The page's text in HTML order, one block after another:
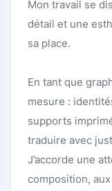
Mon travail se
détail et une
sa place.
En tant que
mesure :
supports
traduire avec
J’accorde une
composition,